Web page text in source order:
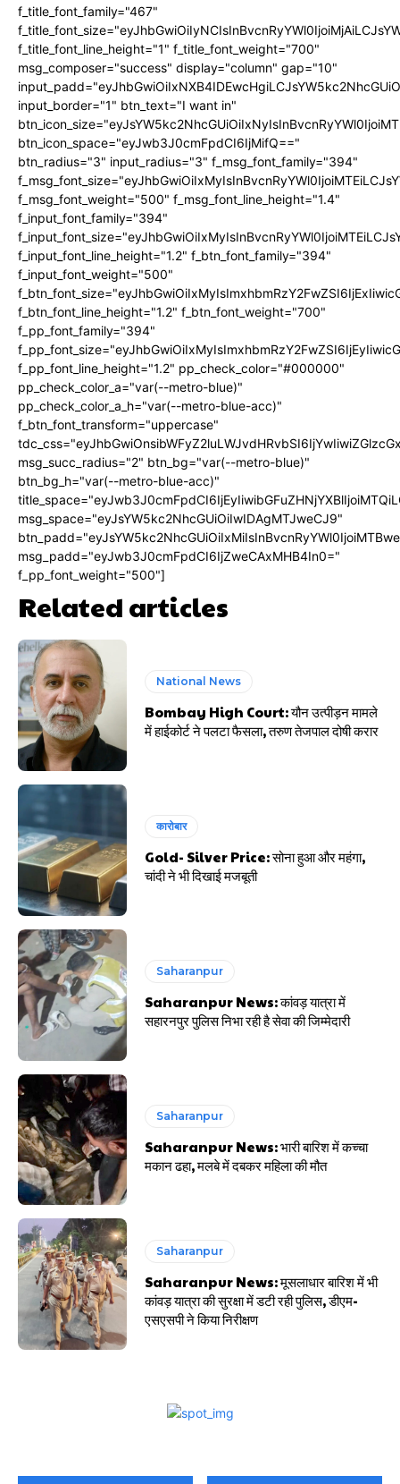
f_title_font_family="467"
f_title_font_line_height="1" f_title_font_weight="700"
msg_composer="success" display="column" gap="10"
input_border="1" btn_text="I want in"
btn_icon_space="eyJwb3J0cmFpdCI6IjMifQ=="
btn_radius="3" input_radius="3" f_msg_font_family="394"
f_msg_font_weight="500" f_msg_font_line_height="1.4"
f_input_font_family="394"
f_input_font_line_height="1.2" f_btn_font_family="394"
f_input_font_weight="500"
f_btn_font_line_height="1.2" f_btn_font_weight="700"
f_pp_font_family="394"
f_pp_font_line_height="1.2" pp_check_color="#000000"
pp_check_color_a="var(--metro-blue)"
pp_check_color_a_h="var(--metro-blue-acc)"
f_btn_font_transform="uppercase"
msg_succ_radius="2" btn_bg="var(--metro-blue)"
btn_bg_h="var(--metro-blue-acc)"
msg_space="eyJsYW5kc2NhcGUiOiIwIDAgMTJweCJ9"
msg_padd="eyJwb3J0cmFpdCI6IjZweCAxMHB4In0="
f_pp_font_weight="500"]
Related articles
National News
Bombay High Court: यौन उत्पीड़न मामले
में हाईकोर्ट ने पलटा फैसला, तरुण तेजपाल दोषी करार
कारोबार
Gold- Silver Price: सोना हुआ और महंगा,
चांदी ने भी दिखाई मजबूती
Saharanpur
Saharanpur News: कांवड़ यात्रा में
सहारनपुर पुलिस निभा रही है सेवा की जिम्मेदारी
Saharanpur
Saharanpur News: भारी बारिश में कच्चा
मकान ढहा, मलबे में दबकर महिला की मौत
Saharanpur
Saharanpur News: मूसलाधार बारिश में भी
कांवड़ यात्रा की सुरक्षा में डटी रही पुलिस, डीएम-
एसएसपी ने किया निरीक्षण